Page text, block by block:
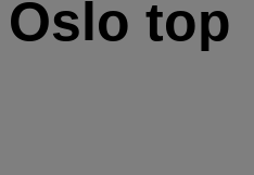
Oslo top